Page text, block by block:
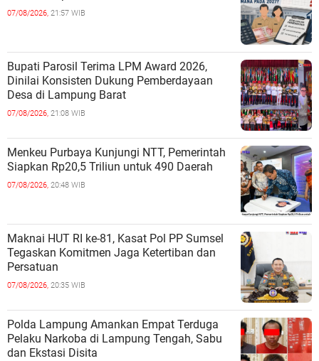
07/08/2026, 21:57 WIB
Bupati Parosil Terima LPM Award 2026,
Dinilai Konsisten Dukung Pemberdayaan
Desa di Lampung Barat
07/08/2026, 21:08 WIB
Menkeu Purbaya Kunjungi NTT, Pemerintah
Siapkan Rp20,5 Triliun untuk 490 Daerah
07/08/2026, 20:48 WIB
Maknai HUT RI ke-81, Kasat Pol PP Sumsel
Tegaskan Komitmen Jaga Ketertiban dan
Persatuan
07/08/2026, 20:35 WIB
Polda Lampung Amankan Empat Terduga
Pelaku Narkoba di Lampung Tengah, Sabu
dan Ekstasi Disita